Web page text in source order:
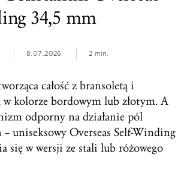
34,5 mm
8.07.2026 2 min.
całość z bransoletą i
w kolorze bordowym lub złotym. A
odporny na działanie pól
uniseksowy Overseas Self-Winding
się w wersji ze stali lub różowego